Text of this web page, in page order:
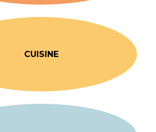
CUISINE